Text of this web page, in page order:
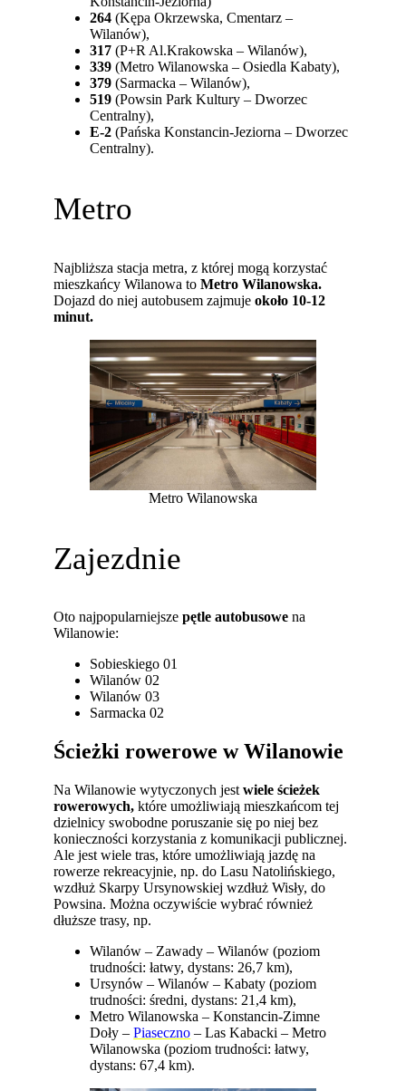
264 (Kępa Okrzewska, Cmentarz –
Wilanów),
317 (P+R Al.Krakowska – Wilanów),
339 (Metro Wilanowska – Osiedla Kabaty),
379 (Sarmacka – Wilanów),
519 (Powsin Park Kultury – Dworzec
Centralny),
E-2 (Pańska Konstancin-Jeziorna – Dworzec
Centralny).
Metro
Najbliższa stacja metra, z której mogą korzystać
mieszkańcy Wilanowa toMetro Wilanowska.
Dojazd do niej autobusem zajmuje około 10-12
minut.
Metro Wilanowska
Zajezdnie
Oto najpopularniejszepętle autobusowe na
Wilanowie:
Sobieskiego 01
Wilanów 02
Wilanów 03
Sarmacka 02
Ścieżki rowerowe w Wilanowie
Na Wilanowie wytyczonych jestwiele ścieżek
rowerowych, które umożliwiają mieszkańcom tej
dzielnicy swobodne poruszanie się po niej bez
konieczności korzystania z komunikacji publicznej.
Ale jest wiele tras, które umożliwiają jazdę na
rowerze rekreacyjnie, np. do Lasu Natolińskiego,
wzdłuż Skarpy Ursynowskiej wzdłuż Wisły, do
Powsina. Można oczywiście wybrać również
dłuższe trasy, np.
Wilanów – Zawady – Wilanów (poziom
trudności: łatwy, dystans: 26,7 km),
Ursynów – Wilanów – Kabaty (poziom
trudności: średni, dystans: 21,4 km),
Metro Wilanowska – Konstancin-Zimne
Doły –Piaseczno – Las Kabacki – Metro
Wilanowska (poziom trudności: łatwy,
dystans: 67,4 km).